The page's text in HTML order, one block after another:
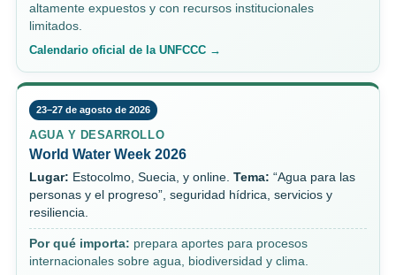
altamente expuestos y con recursos institucionales
limitados.
Calendario oficial de la UNFCCC →
23–27 de agosto de 2026
AGUA Y DESARROLLO
World Water Week 2026
Lugar: Estocolmo, Suecia, y online. Tema: “Agua para las
personas y el progreso”, seguridad hídrica, servicios y
resiliencia.
Por qué importa: prepara aportes para procesos
internacionales sobre agua, biodiversidad y clima.